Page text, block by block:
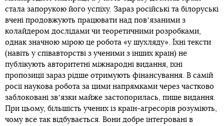
стала запорукою його успіху. Зараз російські та білоруські
вчені продовжують працювати над повʼязаними з
колайдером дослідами чи теоретичними розробками,
однак значною мірою це робота «у шухляду». Їхні тексти
(навіть у співавторстві з ученими з інших країн) не
публікують авторитетні міжнародні видання, їхні
пропозиції зараз рідше отримують фінансування. В самій
росії наукова робота за цими напрямками через частково
заблоковані звʼязки майже застопорилась, пише видання.
При цьому, більшість учених із країн-агресорів розуміють,
чому все так відбувається. Вони добре інтегровані в